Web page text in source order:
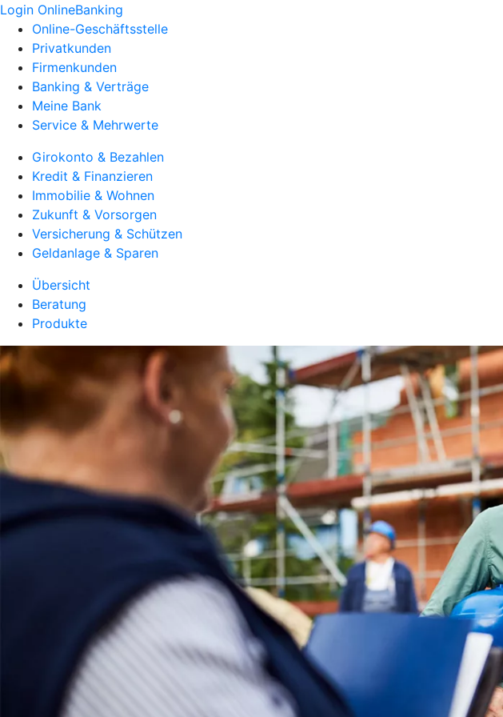
Login OnlineBanking
Online-Geschäftsstelle
Privatkunden
Firmenkunden
Banking & Verträge
Meine Bank
Service & Mehrwerte
Girokonto & Bezahlen
Kredit & Finanzieren
Immobilie & Wohnen
Zukunft & Vorsorgen
Versicherung & Schützen
Geldanlage & Sparen
Übersicht
Beratung
Produkte